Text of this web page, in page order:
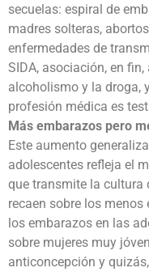
secuelas: espiral de
madres solteras,
enfermedades de
SIDA, asociación, en
alcoholismo y la droga,
profesión médica es
Más embarazos pero
Este aumento
adolescentes refleja el
que transmite la cultura
recaen sobre los
los embarazos en las
sobre mujeres muy
anticoncepción y